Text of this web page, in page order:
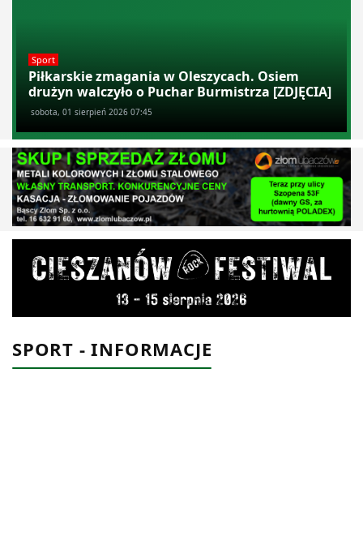
Sport
Piłkarskie zmagania w Oleszycach. Osiem
drużyn walczyło o Puchar Burmistrza [ZDJĘCIA]
sobota, 01 sierpień 2026 07:45
SPORT - INFORMACJE